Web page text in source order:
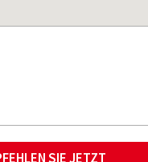
SIE JETZT